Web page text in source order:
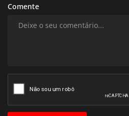
Comente